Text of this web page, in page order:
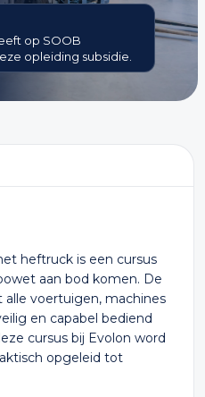
op SOOB
opleiding subsidie.
heftruck is een cursus
aan bod komen. De
voertuigen, machines
en capabel bediend
cursus bij Evolon word
opgeleid tot